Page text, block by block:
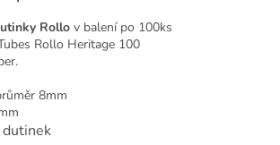
Rollo v balení po 100ks
Rollo Heritage 100
8mm
dutinek